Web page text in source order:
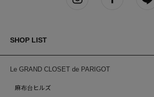
SHOP LIST
Le GRAND CLOSET de PARIGOT
麻布台ヒルズ